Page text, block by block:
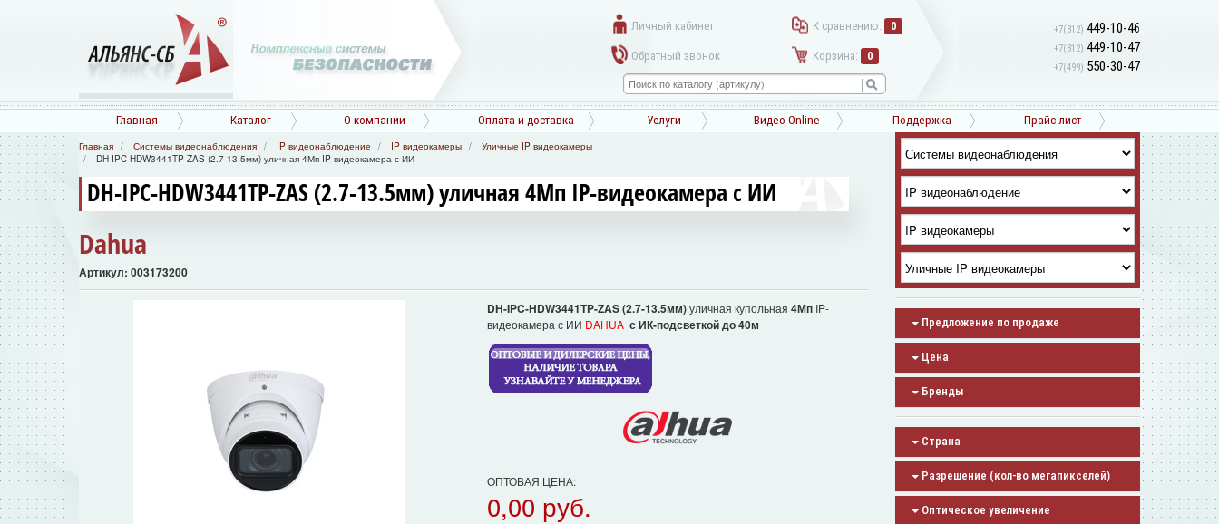
Личный кабинет К сравнению: 0
Обратный звонок Корзина: 0
+7(812) 449-10-46
+7(812) 449-10-47
+7(499) 550-30-47
Главная Каталог О компании Оплата и доставка Услуги Видео Online Поддержка Прайс-лист
Главная Системы видеонаблюдения IP видеонаблюдение IP видеокамеры
Уличные IP видеокамеры
DH-IPC-HDW3441TP-ZAS (2.7-13.5мм) уличная 4Мп IP-видеокамера с ИИ
DH-IPC-HDW3441TP-ZAS (2.7-13.5мм) уличная 4Мп IP-видеокамера с ИИ
Dahua
Артикул: 003173200
DH-IPC-HDW3441TP-ZAS(2.7-13.5мм)уличная купольная 4Мп IP-
видеокамера с ИИ DAHUA с ИК-подсветкой до 40м
ОПТОВАЯ ЦЕНА:
0,00 руб.
Предложение по продаже
Цена
Бренды
Страна
Разрешение (кол-во мегапикселей)
Оптическое увеличение